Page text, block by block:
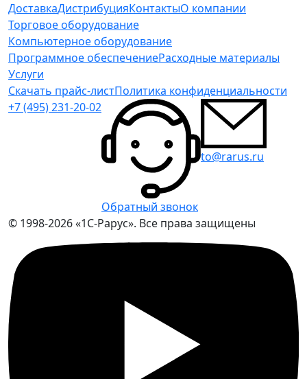
ДоставкаДистрибуцияКонтактыО компании
Торговое оборудование
Компьютерное оборудование
Программное обеспечениеРасходные материалы
Услуги
Скачать прайс-листПолитика конфиденциальности
+7 (495) 231-20-02
Обратный звонок
to@rarus.ru
© 1998-2026 «1С-Рарус». Все права защищены